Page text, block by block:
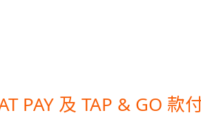
PAY 及 TAP & GO